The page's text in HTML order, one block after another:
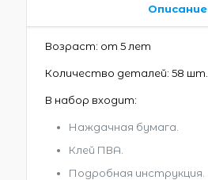
Описание
Возраст: от 5 лет
Количество деталей: 58 шт.
В набор входит:
Наждачная бумага.
Клей ПВА.
Подробная инструкция.